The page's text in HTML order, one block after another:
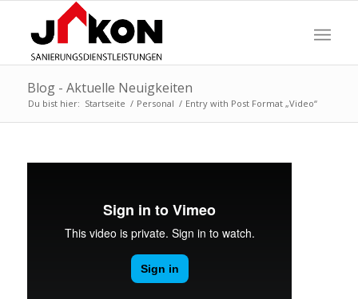
Blog - Aktuelle Neuigkeiten
Du bist hier: Startseite / Personal / Entry with Post Format „Video“